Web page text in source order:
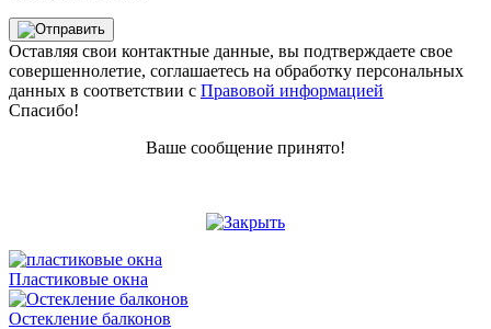
Оставляя свои контактные данные, вы подтверждаете свое
совершеннолетие, соглашаетесь на обработку персональных
данных в соответствии с Правовой информацией
Спасибо!
Ваше сообщение принято!
Пластиковые окна
Остекление балконов